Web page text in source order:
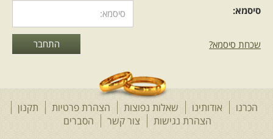
סיסמא:
שכחת סיסמא?
הכרנו אודותינו שאלות נפוצות הצהרת פרטיות
תקנון
הצהרת נגישות
צור קשר הסברים